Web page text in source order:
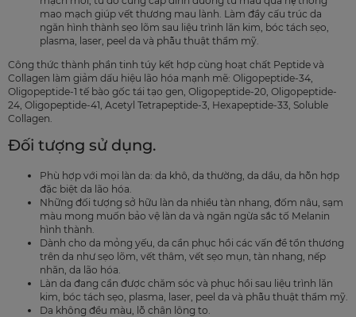
mao mạch giúp vết thương mau lành. Làm đầy cấu trúc da
ngăn hình thành sẹo lõm sau liệu trình lăn kim, bóc tách sẹo,
plasma, laser, peel da và phẫu thuật thẩm mỹ.
Công thức thành phần tinh túy kết hợp cùng hoạt chất Peptide và
Collagen làm giảm dấu hiệu lão hóa mạnh mẽ: Oligopeptide-34,
Oligopeptide-1 tế bào gốc tái tạo gen, Oligopeptide-20, Oligopeptide-
24, Oligopeptide-41, Acetyl Tetrapeptide-3, Hexapeptide-33, Soluble
Collagen.
Đối tượng sử dụng.
Phù hợp với mọi làn da: da khô, da thường, da dầu, da hỗn hợp
đặc biệt da lão hóa.
Những đối tượng sở hữu làn da nhiều tàn nhang, đốm nâu, sạm
màu mong muốn bảo vệ làn da và ngăn ngừa sắc tố Melanin
hình thành.
Dành cho da mỏng yếu, da cần phục hồi các vấn đề tổn thương
trên da như sẹo lõm, vết thâm, vết sẹo mụn, tàn nhang, nếp
nhăn, da lão hóa.
Làn da đang cần được chăm sóc và phục hồi sau liệu trình lăn
kim, bóc tách sẹo, plasma, laser, peel da và phẫu thuật thẩm mỹ.
Da không đều màu, lỗ chân lông to.